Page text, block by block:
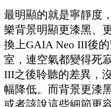
最明顯的就是寧靜度
樂背景明顯更漆黑、
換上GAIA Neo III後
室，連空氣都變得死
III之後聆聽的差異，
幅降低。而背景更漆
或者該說這些細節更